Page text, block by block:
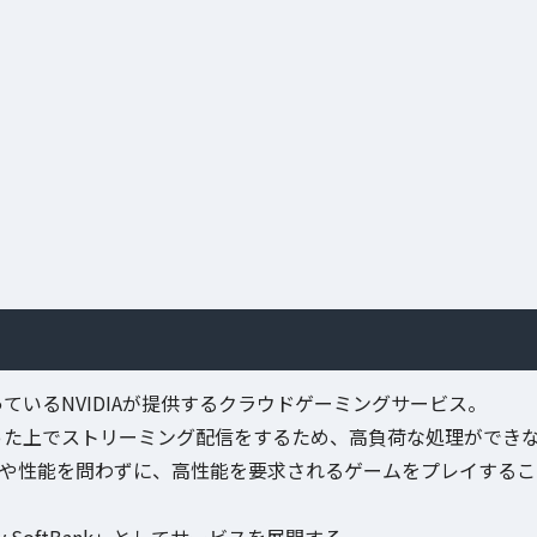
いるNVIDIAが提供するクラウドゲーミングサービス。
上でストリーミング配信をするため、高負荷な処理ができ
性能を問わずに、高性能を要求されるゲームをプレイするこ